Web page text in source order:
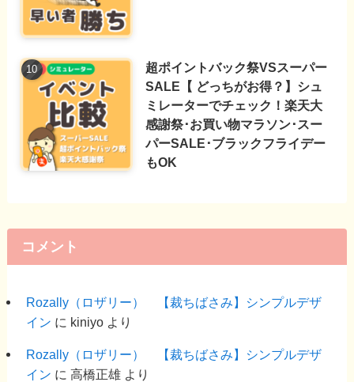
超ポイントバック祭VSスーパー
SALE【 どっちがお得？】シュ
ミレーターでチェック！楽天大
感謝祭･お買い物マラソン･スー
パーSALE･ブラックフライデー
もOK
コメント
Rozally（ロザリー） 【裁ちばさみ】シンプルデザ
イン に kiniyoより
Rozally（ロザリー） 【裁ちばさみ】シンプルデザ
イン に 高橋正雄より